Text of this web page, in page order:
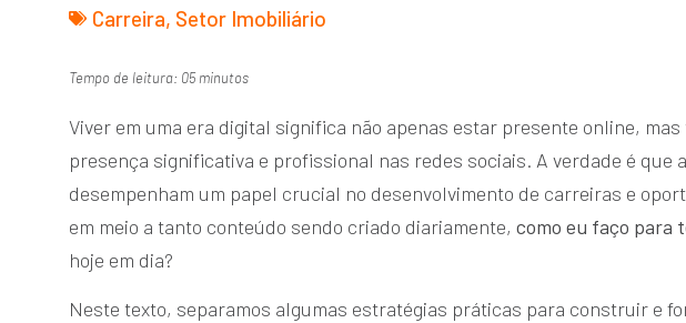
Carreira, Setor Imobiliário
Tempo de leitura: 05 minutos
Viver em uma era digital significa não apenas estar presente online,
presença significativa e profissional nas redes sociais. A verdade é que
desempenham um papel crucial no desenvolvimento de carreiras e
em meio a tanto conteúdo sendo criado diariamente, como eu faço para
hoje em dia?
Neste texto, separamos algumas estratégias práticas para construir e